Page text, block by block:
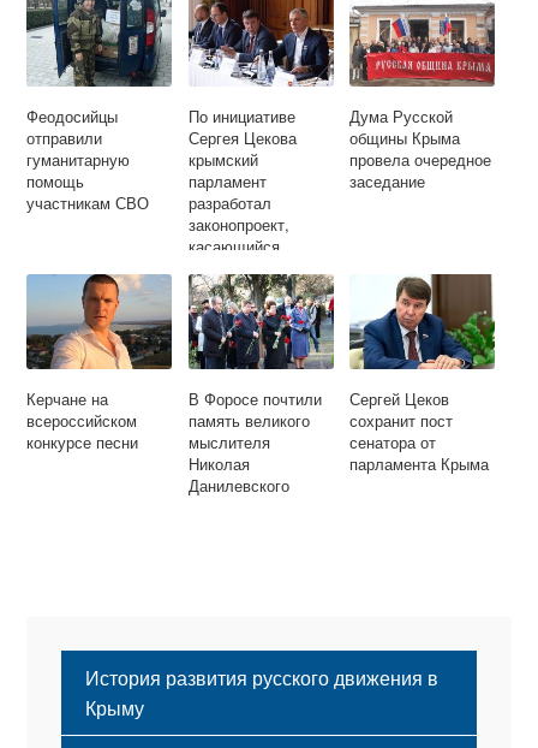
Феодосийцы
отправили
гуманитарную
помощь
участникам СВО
По инициативе
Сергея Цекова
крымский
парламент
разработал
законопроект,
касающийся
прекращения
российского
гражданства
Дума Русской
общины Крыма
провела очередное
заседание
Керчане на
всероссийском
конкурсе песни
В Форосе почтили
память великого
мыслителя
Николая
Данилевского
Сергей Цеков
сохранит пост
сенатора от
парламента Крыма
История развития русского движения в
Крыму